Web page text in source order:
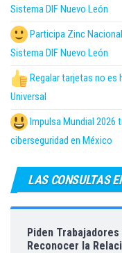
Sistema DIF Nuevo León
Participa Zinc
Sistema DIF Nuevo León
Regalar tarjetas no es
Universal
Impulsa Mundial 2026
ciberseguridad en México
LAS CONSULTAS
Piden
Reconocer la